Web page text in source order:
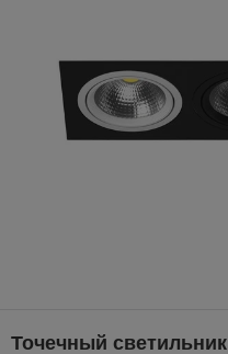
Точечный